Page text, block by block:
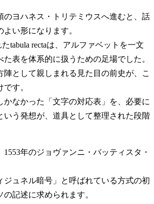
のヨハネス・トリテミウスへ進むと、話
い形になります。
tabula rectaは、アルファベットを一文
表を体系的に扱うための足場でした。
陣として親しまれる見た目の前史が、こ
す。
かなかった「文字の対応表」を、必要に
いう発想が、道具として整理された段階
年のジョヴァンニ・バッティスタ・
ジュネル暗号」と呼ばれている方式の初
記述に求められます。